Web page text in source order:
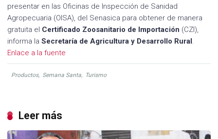
presentar en las Oficinas de Inspección de Sanidad
Agropecuaria (OISA), del Senasica para obtener de manera
gratuita el Certificado Zoosanitario de Importación (CZI),
informa la Secretaría de Agricultura y Desarrollo Rural.
Enlace a la fuente
Productos, Semana Santa, Turismo
Leer más